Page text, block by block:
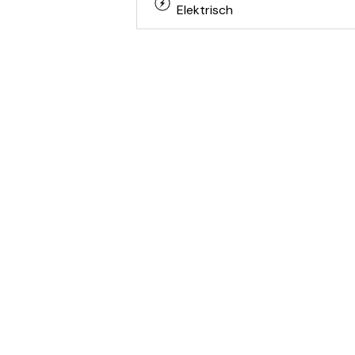
Elektrisch